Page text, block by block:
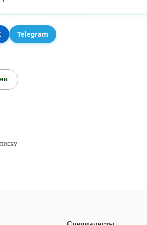
Telegram